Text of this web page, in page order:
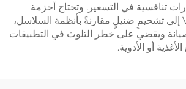
تنافسية في التسعير. وتحتاج أحزمة
القيادة ذات الشكل V إلى تشحيمٍ ضئيلٍ مقارنةً بأنظمة السلاسل،
ويقضي على خطر التلوث في التطبيقات
أو الأدوية.